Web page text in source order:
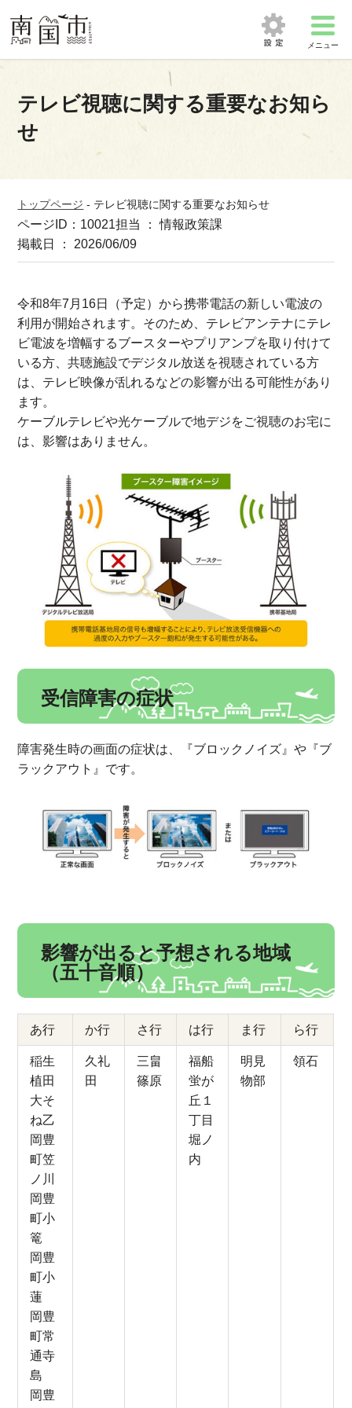
メニュー
テレビ視聴に関する重要なお知ら
せ
トップページ - テレビ視聴に関する重要なお知らせ
ページID：10021担当 ： 情報政策課
掲載日 ： 2026/06/09
令和8年7月16日（予定）から携帯電話の新しい電波の
利用が開始されます。そのため、テレビアンテナにテレ
ビ電波を増幅するブースターやプリアンプを取り付けて
いる方、共聴施設でデジタル放送を視聴されている方
は、テレビ映像が乱れるなどの影響が出る可能性があり
ます。
ケーブルテレビや光ケーブルで地デジをご視聴のお宅に
は、影響はありません。
受信障害の症状
障害発生時の画面の症状は、『ブロックノイズ』や『ブ
ラックアウト』です。
影響が出ると予想される地域
（五十音順）
あ行 か行 さ行 は行 ま行 ら行
稲生
植田
大そ
ね乙
岡豊
町笠
ノ川
岡豊
町小
篭
岡豊
町小
蓮
岡豊
町常
通寺
島
岡豊
久礼
田
三畠
篠原
福船
蛍が
丘１
丁目
堀ノ
内
明見
物部
領石